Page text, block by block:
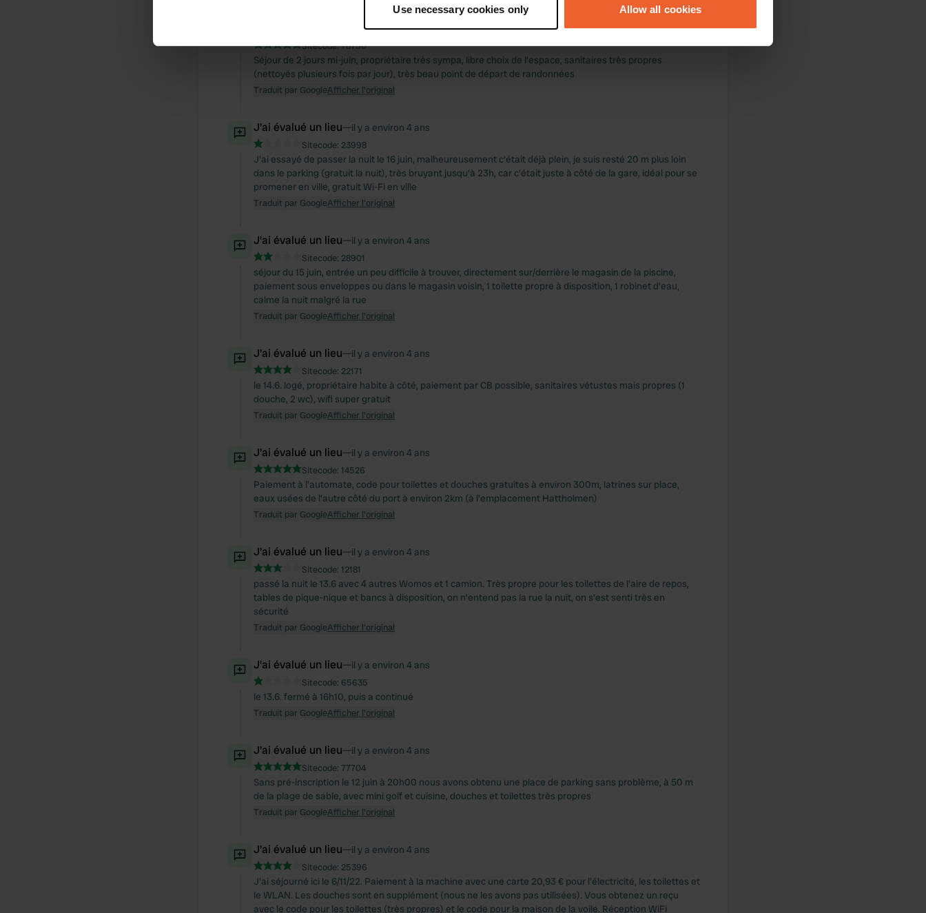
Find out more about how your personal data is processed and set your preferences in the
We use cookies to personalise content and ads, to provide social media features and to analyse our traffic. We also share
information about your use of our site with our social media, advertising and analytics partners who may combine it with
other information that you’ve provided to them or that they’ve collected from your use of their services.
Use necessary cookies only Allow all cookies
il y a environ 4 ans
Sitecode:78750
Séjour de 2 jours mi-juin, propriétaire très sympa, libre choix de l'espace, sanitaires très propres
(nettoyés plusieurs fois par jour), très beau point de départ de randonnées
Traduit par GoogleAfficher l'original
J'ai évalué un lieu—il y a environ 4 ans
Sitecode: 23998
J'ai essayé de passer la nuit le 16 juin, malheureusement c'était déjà plein, je suis resté 20 m plus loin
dans le parking (gratuit la nuit), très bruyant jusqu'à 23h, car c'était juste à côté de la gare, idéal pour se
promener en ville, gratuit Wi-Fi en ville
Traduit par GoogleAfficher l'original
J'ai évalué un lieu—il y a environ 4 ans
Sitecode: 28901
séjour du 15 juin, entrée un peu difficile à trouver, directement sur/derrière le magasin de la piscine,
paiement sous enveloppes ou dans le magasin voisin, 1 toilette propre à disposition, 1 robinet d'eau,
calme la nuit malgré la rue
Traduit par GoogleAfficher l'original
J'ai évalué un lieu—il y a environ 4 ans
Sitecode: 22171
le 14.6. logé, propriétaire habite à côté, paiement par CB possible, sanitaires vétustes mais propres (1
douche, 2 wc), wifi super gratuit
Traduit par GoogleAfficher l'original
J'ai évalué un lieu—il y a environ 4 ans
Sitecode: 14526
Paiement à l'automate, code pour toilettes et douches gratuites à environ 300m, latrines sur place,
eaux usées de l'autre côté du port à environ 2km (à l'emplacement Hattholmen)
Traduit par GoogleAfficher l'original
J'ai évalué un lieu—il y a environ 4 ans
Sitecode: 12181
passé la nuit le 13.6 avec 4 autres Womos et 1 camion. Très propre pour les toilettes de l'aire de repos,
tables de pique-nique et bancs à disposition, on n'entend pas la rue la nuit, on s'est senti très en
sécurité
Traduit par GoogleAfficher l'original
J'ai évalué un lieu—il y a environ 4 ans
Sitecode: 65635
le 13.6. fermé à 16h10, puis a continué
Traduit par GoogleAfficher l'original
J'ai évalué un lieu—il y a environ 4 ans
Sitecode: 77704
Sans pré-inscription le 12 juin à 20h00 nous avons obtenu une place de parking sans problème, à 50 m
de la plage de sable, avec mini golf et cuisine, douches et toilettes très propres
Traduit par GoogleAfficher l'original
J'ai évalué un lieu—il y a environ 4 ans
Sitecode: 25396
J'ai séjourné ici le 6/11/22. Paiement à la machine avec une carte 20,93 € pour l'électricité, les toilettes et
le WLAN. Les douches sont en supplément (nous ne les avons pas utilisées). Vous obtenez un reçu
avec le code pour les toilettes (très propres) et le code pour la maison de la voile. Réception WiFi